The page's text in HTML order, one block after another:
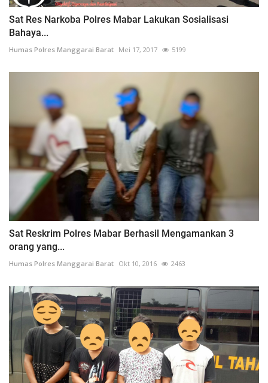
Sat Res Narkoba Polres Mabar Lakukan Sosialisasi
Bahaya...
Humas Polres Manggarai Barat Mei 17, 2017 5199
Sat Reskrim Polres Mabar Berhasil Mengamankan 3
orang yang...
Humas Polres Manggarai Barat Okt 10, 2016 2463